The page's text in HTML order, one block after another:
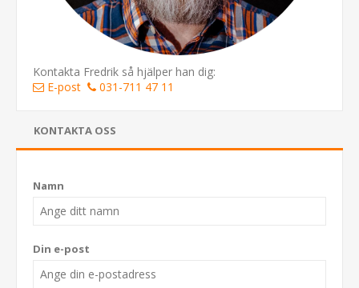
Kontakta Fredrik så hjälper han dig:
E-post
031-711 47 11
KONTAKTA OSS
Namn
Din e-post